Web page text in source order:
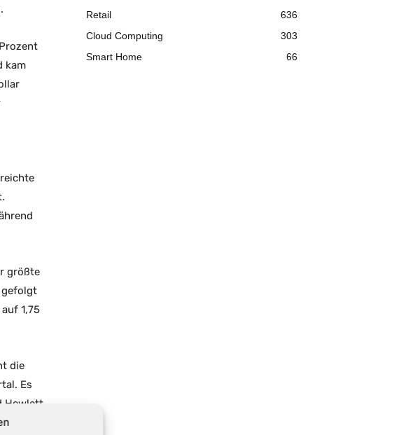
kam
größte
gefolgt
1,75
die
Es
Hewlett
Retail
636
Cloud Computing
303
Smart Home
66